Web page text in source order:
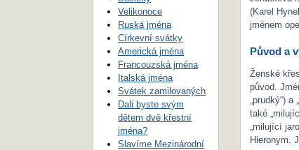
(Karel
jménem
Původ a
Ženské
původ.
„prudký“)
také
„milující
Hieronym.
Velikonoce
Ruská jména
Církevní svátky
Americká jména
Francouzská jména
Italská jména
Svátek zamilovaných
Dali byste svým
dětem dvě křestní
jména?
Slavíme Mezinárodní